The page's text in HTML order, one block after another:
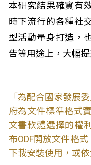
本研究結果確實有
時下流行的各種社
型活動量身打造，
告等用途上，大幅
「為配合國家發展
府為文件標準格式
文書軟體選擇的權
布ODF開放文件格
下載安裝使用，或